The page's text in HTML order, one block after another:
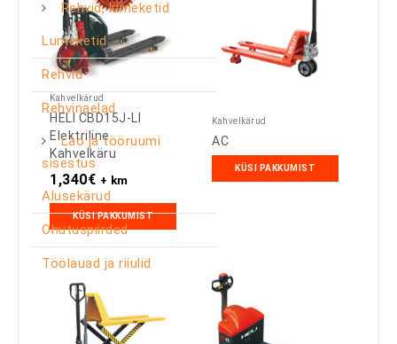
Rehvid, lumeketid
Lumeketid
Rehvid
Rehvinaelad
Lao ja tööruumi
sisestus
Alusekärud
Ohutuspiirded
Töölauad ja riiulid
Kahvelkärud
HELI CBD15J-LI
Elektriline
Kahvelkäru
1,340€ + km
KÜSI PAKKUMIST
Kahvelkärud
AC
KÜSI PAKKUMIST